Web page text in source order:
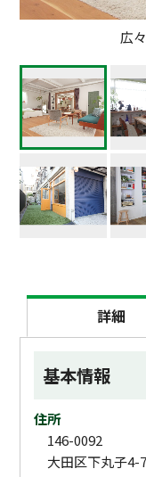
広
詳細
基本情報
住所
146-0092
大田区下丸子4-